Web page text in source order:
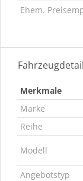
Ehem.
Merkmale
Marke
Reihe
Modell
Angebotstyp